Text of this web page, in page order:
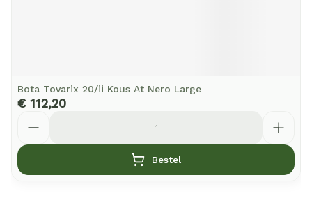
Bota Tovarix 20/ii Kous At Nero Large
€ 112,20
Bestel